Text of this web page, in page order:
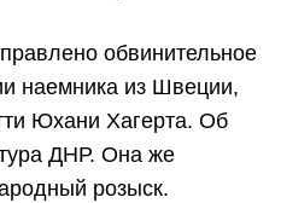
обвинительное
наемника из Швеции,
Юхани Хагерта. Об
ДНР. Она же
розыск.